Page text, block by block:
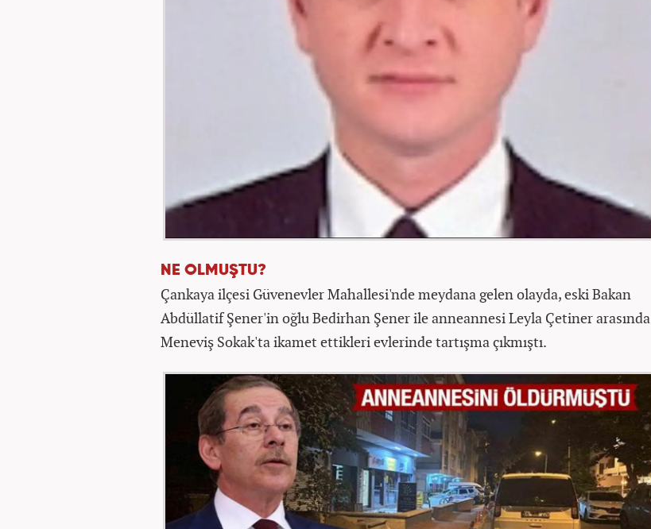
NE OLMUŞTU?
Çankaya ilçesi Güvenevler Mahallesi'nde meydana gelen olayda, eski Bakan
Abdüllatif Şener'in oğlu Bedirhan Şener ile anneannesi Leyla Çetiner arasında
Meneviş Sokak'ta ikamet ettikleri evlerinde tartışma çıkmıştı.